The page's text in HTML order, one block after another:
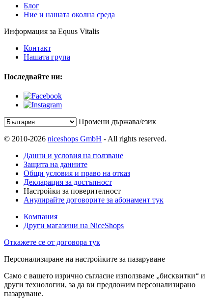
Блог
Ние и нашата околна среда
Информация за Equus Vitalis
Контакт
Нашата група
Последвайте ни:
Промени държава/език
© 2010-2026 niceshops GmbH - All rights reserved.
Данни и условия на ползване
Защита на данните
Общи условия и право на отказ
Декларация за достъпност
Настройки за поверителност
Анулирайте договорите за абонамент тук
Компания
Други магазини на NiceShops
Откажете се от договора тук
Персонализиране на настройките за пазаруване
Само с вашето изрично съгласие използваме „бисквитки“ и
други технологии, за да ви предложим персонализирано
пазаруване.